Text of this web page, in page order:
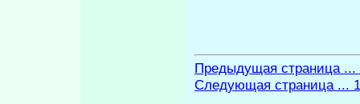
Предыдущая страница ...
Следующая страница ...